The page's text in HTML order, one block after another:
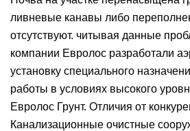
ливневые канавы либо
отсутствуют. читывая данные
компании Евролос разработали
установку специального
работы в условиях высокого
Евролос Грунт. Отличия от
Канализационные очистные